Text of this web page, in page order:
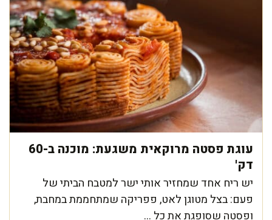
עוגת פסטה מרוקאית משגעת: מוכנה ב-60
דק'
יש ריח אחד שמחזיר אותי ישר למטבח הביתי של
פעם: בצל מטוגן לאט, פפריקה שמתחממת במחבת,
ופסטה שסופגת את כל ...